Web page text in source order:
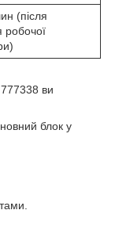
(після
робочої
777338 ви
блок у